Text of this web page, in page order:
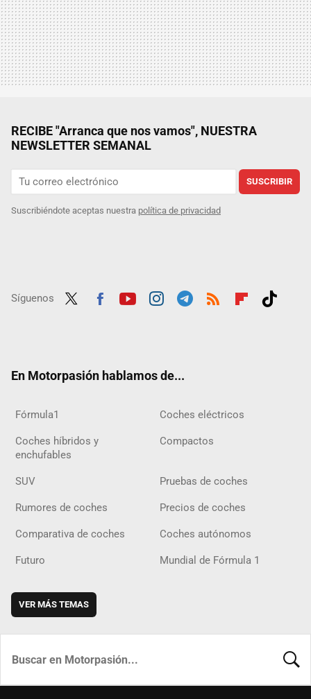
RECIBE "Arranca que nos vamos", NUESTRA
NEWSLETTER SEMANAL
SUSCRIBIR
Suscribiéndote aceptas nuestra política de privacidad
Síguenos
En Motorpasión hablamos de...
Fórmula1 Coches eléctricos
Coches híbridos y
enchufables
Compactos
SUV Pruebas de coches
Rumores de coches Precios de coches
Comparativa de coches Coches autónomos
Futuro Mundial de Fórmula 1
VER MÁS TEMAS